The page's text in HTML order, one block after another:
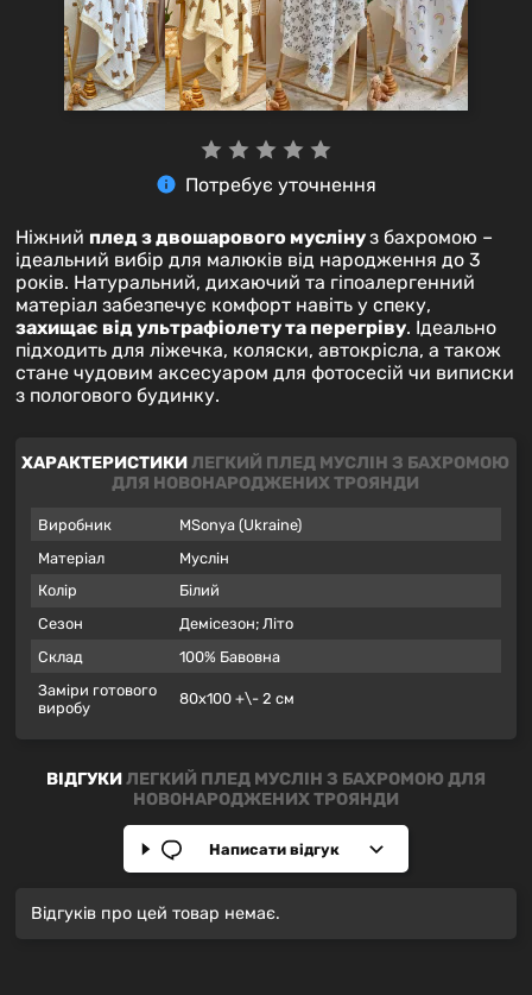
Потребує уточнення
Ніжний плед з двошарового муслінуз бахромою –
ідеальний вибір для малюків від народження до 3
років. Натуральний, дихаючий та гіпоалергенний
матеріал забезпечує комфорт навіть у спеку,
захищає від ультрафіолету та перегріву. Ідеально
підходить для ліжечка, коляски, автокрісла, а також
стане чудовим аксесуаром для фотосесій чи виписки
з пологового будинку.
ХАРАКТЕРИСТИКИЛЕГКИЙ ПЛЕД МУСЛІН З БАХРОМОЮ
ДЛЯ НОВОНАРОДЖЕНИХ ТРОЯНДИ
Виробник
MSonya (Ukraine)
Матеріал
Муслін
Колір
Білий
Сезон
Демісезон; Літо
Склад
100% Бавовна
Заміри готового
виробу
80х100 +\- 2 см
ВІДГУКИЛЕГКИЙ ПЛЕД МУСЛІН З БАХРОМОЮ ДЛЯ
НОВОНАРОДЖЕНИХ ТРОЯНДИ
Написати відгук
Відгуків про цей товар немає.